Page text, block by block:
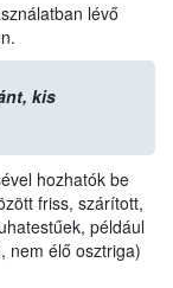
lévő
kis
hozhatók be
friss, szárított,
például
nem élő osztriga)